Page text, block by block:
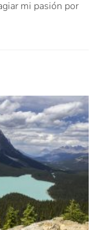
mi pasión por